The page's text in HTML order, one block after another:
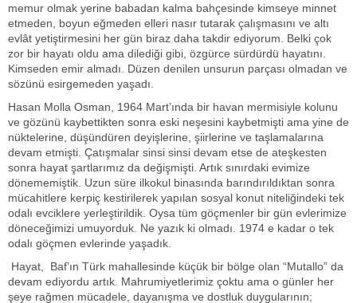
memur olmak yerine babadan kalma bahçesinde kimseye minnet
etmeden, boyun eğmeden elleri nasır tutarak çalışmasını ve altı
evlât yetiştirmesini her gün biraz daha takdir ediyorum. Belki çok
zor bir hayatı oldu ama dilediği gibi, özgürce sürdürdü hayatını.
Kimseden emir almadı. Düzen denilen unsurun parçası olmadan ve
sözünü esirgemeden yaşadı.
Hasan Molla Osman, 1964 Mart’ında bir havan mermisiyle kolunu
ve gözünü kaybettikten sonra eski neşesini kaybetmişti ama yine de
nüktelerine, düşündüren deyişlerine, şiirlerine ve taşlamalarına
devam etmişti. Çatışmalar sinsi sinsi devam etse de ateşkesten
sonra hayat şartlarımız da değişmişti. Artık sınırdaki evimize
dönememiştik. Uzun süre ilkokul binasında barındırıldıktan sonra
mücahitlere kerpiç kestirilerek yapılan sosyal konut niteliğindeki tek
odalı evciklere yerleştirildik. Oysa tüm göçmenler bir gün evlerimize
döneceğimizi umuyorduk. Ne yazık ki olmadı. 1974 e kadar o tek
odalı göçmen evlerinde yaşadık.
Hayat, Baf’ın Türk mahallesinde küçük bir bölge olan “Mutallo” da
devam ediyordu artık. Mahrumiyetlerimiz çoktu ama o günler her
şeye rağmen mücadele, dayanışma ve dostluk duygularının;